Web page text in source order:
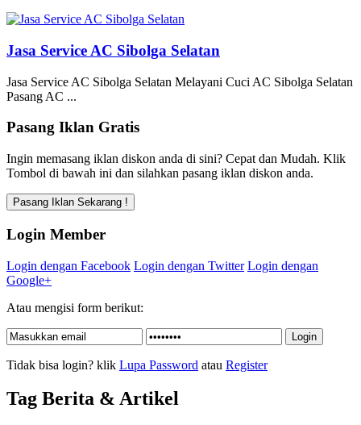
Jasa Service AC Sibolga Selatan
Jasa Service AC Sibolga Selatan Melayani Cuci AC Sibolga Selatan
Pasang AC ...
Pasang Iklan Gratis
Ingin memasang iklan diskon anda di sini? Cepat dan Mudah. Klik
Tombol di bawah ini dan silahkan pasang iklan diskon anda.
Login Member
Login dengan Facebook Login dengan Twitter Login dengan
Google+
Atau mengisi form berikut:
Tidak bisa login? klik Lupa Password atau Register
Tag Berita & Artikel